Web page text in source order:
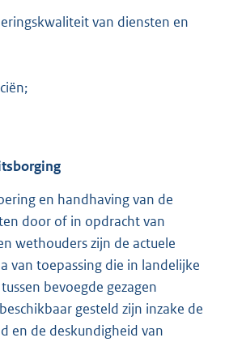
van diensten en
en handhaving van de
door of in opdracht van
wethouders zijn de actuele
van toepassing die in landelijke
bevoegde gezagen
gesteld zijn inzake de
en de deskundigheid van